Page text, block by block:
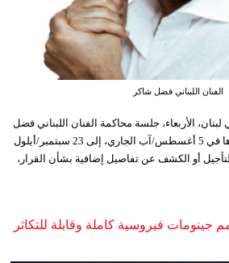
الفنان اللبناني فضل شاكر
الأربعاء، جلسة محاكمة الفنان اللبناني فضل
شاكر، التي كانت مقرر عقدها في 5 أغسطس/آب الجاري، إلى 23 سبتمبر/أيلول
أو الكشف عن تفاصيل إضافية بشأن القرار،
جينومات فيروسية كاملة وقابلة للتكاثر